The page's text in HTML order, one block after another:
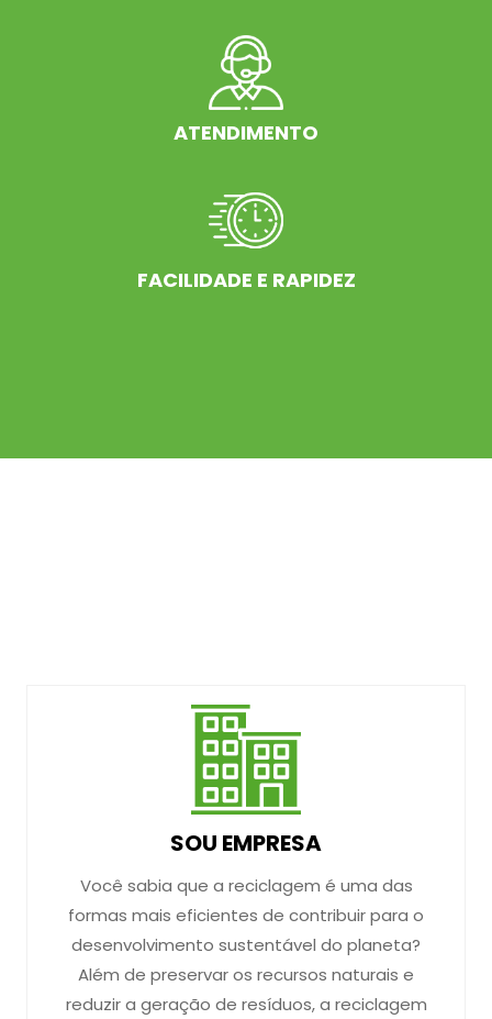
ATENDIMENTO
FACILIDADE E RAPIDEZ
SOU EMPRESA
Você sabia que a reciclagem é uma das
formas mais eficientes de contribuir para o
desenvolvimento sustentável do planeta?
Além de preservar os recursos naturais e
reduzir a geração de resíduos, a reciclagem